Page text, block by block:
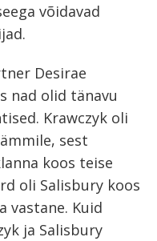
võidavad
Desirae
nad olid tänavu
Krawczyk oli
sest
koos teise
oli Salisbury koos
vastane. Kuid
ja Salisbury